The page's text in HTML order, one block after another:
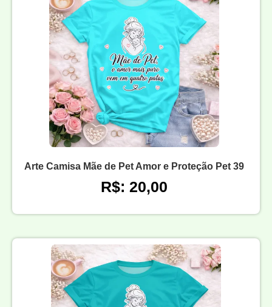
Arte Camisa Mãe de Pet Amor e Proteção Pet 39
R$: 20,00